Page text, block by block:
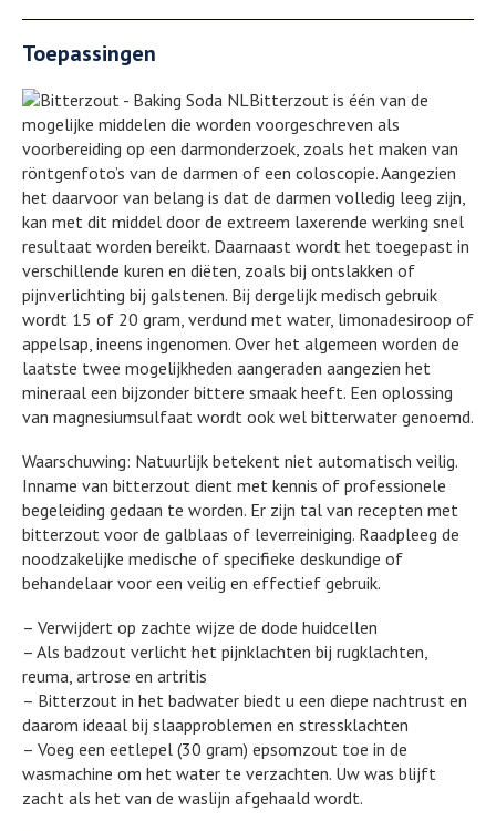
Toepassingen
Bitterzout is één van de
mogelijke middelen die worden voorgeschreven als
voorbereiding op een darmonderzoek, zoals het maken van
röntgenfoto’s van de darmen of een coloscopie. Aangezien
het daarvoor van belang is dat de darmen volledig leeg zijn,
kan met dit middel door de extreem laxerende werking snel
resultaat worden bereikt. Daarnaast wordt het toegepast in
verschillende kuren en diëten, zoals bij ontslakken of
pijnverlichting bij galstenen. Bij dergelijk medisch gebruik
wordt 15 of 20 gram, verdund met water, limonadesiroop of
appelsap, ineens ingenomen. Over het algemeen worden de
laatste twee mogelijkheden aangeraden aangezien het
mineraal een bijzonder bittere smaak heeft. Een oplossing
van magnesiumsulfaat wordt ook wel bitterwater genoemd.
Waarschuwing: Natuurlijk betekent niet automatisch veilig.
Inname van bitterzout dient met kennis of professionele
begeleiding gedaan te worden. Er zijn tal van recepten met
bitterzout voor de galblaas of leverreiniging. Raadpleeg de
noodzakelijke medische of specifieke deskundige of
behandelaar voor een veilig en effectief gebruik.
– Verwijdert op zachte wijze de dode huidcellen
– Als badzout verlicht het pijnklachten bij rugklachten,
reuma, artrose en artritis
– Bitterzout in het badwater biedt u een diepe nachtrust en
daarom ideaal bij slaapproblemen en stressklachten
– Voeg een eetlepel (30 gram) epsomzout toe in de
wasmachine om het water te verzachten. Uw was blijft
zacht als het van de waslijn afgehaald wordt.